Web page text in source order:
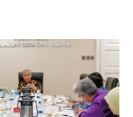
dalam
Istana Besar